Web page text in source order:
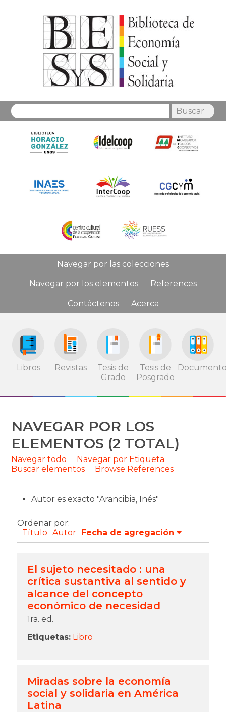
Buscar
Navegar por las colecciones
Navegar por los elementos References
Contáctenos Acerca
Libros Revistas
Tesis de
Grado
Tesis de
Posgrado
NAVEGAR POR LOS
ELEMENTOS (2 TOTAL)
Navegar todo
Navegar por Etiqueta
Buscar elementos
Browse References
Autor es exacto "Arancibia, Inés"
Ordenar por:
Título
Autor Fecha de agregación
El sujeto necesitado : una
crítica sustantiva al sentido y
alcance del concepto
económico de necesidad
1ra. ed.
Etiquetas: Libro
Miradas sobre la economía
social y solidaria en América
Latina